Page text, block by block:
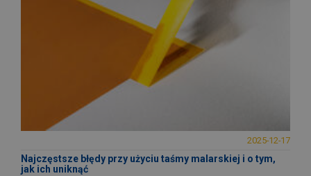
2025-12-17
Najczęstsze błędy przy użyciu taśmy malarskiej i o tym,
jak ich uniknąć